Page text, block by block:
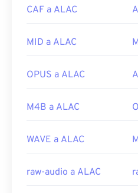
WebM integrados. Por lo
navegadores admiten
Enlaces útiles:
https://tools.google.com/
CAF a ALAC
MID a ALAC
OPUS a ALAC
M4B a ALAC
WAVE a ALAC
raw-audio a ALAC